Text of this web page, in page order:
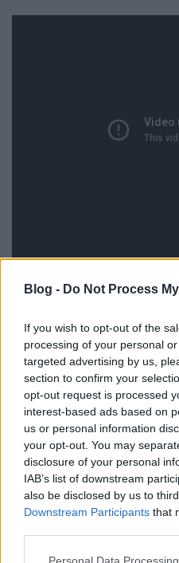
Blog - Do Not Process
If you wish to opt-out of the
processing of your personal
targeted advertising by us,
section to confirm your
opt-out request is processed
interest-based ads based on
us or personal information
your opt-out. You may
disclosure of your personal
IAB’s list of downstream
also be disclosed by us to
Downstream Participants that
Please note that this website/
Ajánlott bejegyzések:
Hogy
Hero gitárt?
Warzone: